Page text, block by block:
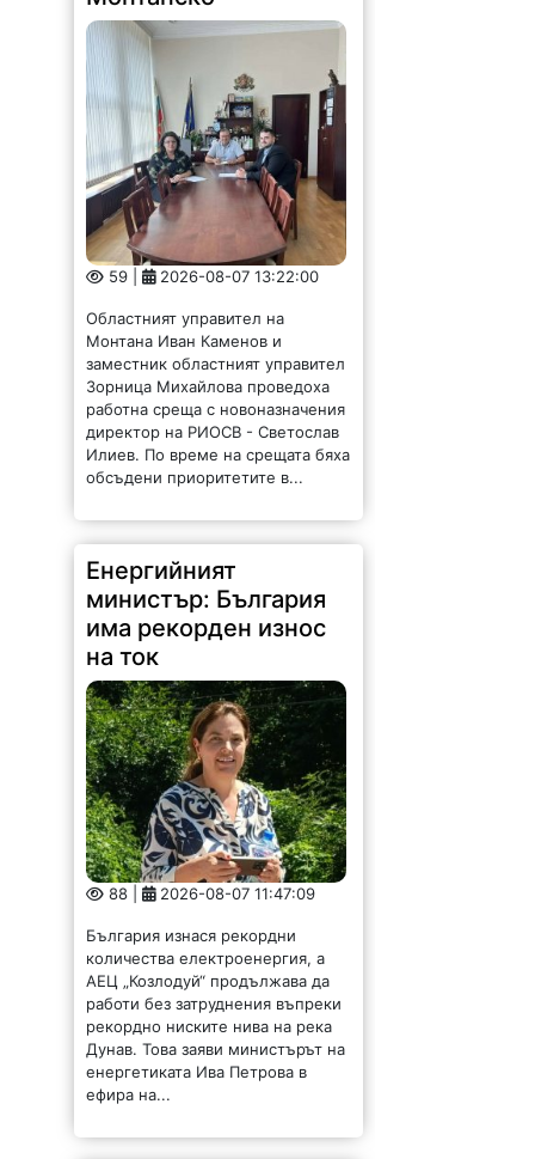
59 | 2026-08-07 13:22:00
Монтана Иван Каменов и
заместник областният управител
Зорница Михайлова проведоха
работна среща с новоназначения
директор на РИОСВ - Светослав
Илиев. По време на срещата бяха
обсъдени приоритетите в...
Енергийният
министър: България
има рекорден износ
на ток
88 | 2026-08-07 11:47:09
количества електроенергия, а
АЕЦ „Козлодуй“ продължава да
работи без затруднения въпреки
рекордно ниските нива на река
Дунав. Това заяви министърът на
енергетиката Ива Петрова в
ефира на...